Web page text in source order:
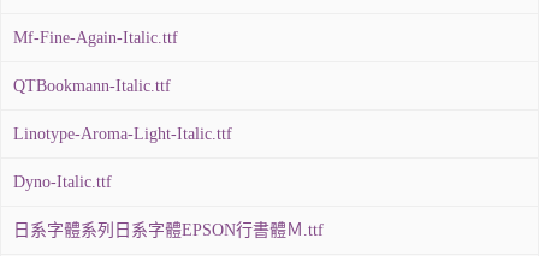
Mf-Fine-Again-Italic.ttf
QTBookmann-Italic.ttf
Linotype-Aroma-Light-Italic.ttf
Dyno-Italic.ttf
日系字體系列日系字體EPSON行書體Ｍ.ttf